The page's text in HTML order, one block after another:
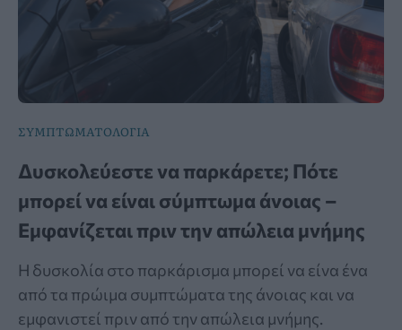
ΣΥΜΠΤΩΜΑΤΟΛΟΓΙΑ
Δυσκολεύεστε να παρκάρετε; Πότε
μπορεί να είναι σύμπτωμα άνοιας –
Εμφανίζεται πριν την απώλεια μνήμης
Η δυσκολία στο παρκάρισμα μπορεί να είνα ένα
από τα πρώιμα συμπτώματα της άνοιας και να
εμφανιστεί πριν από την απώλεια μνήμης.